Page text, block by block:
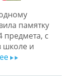
памятку
предмета, с
школе и
ar